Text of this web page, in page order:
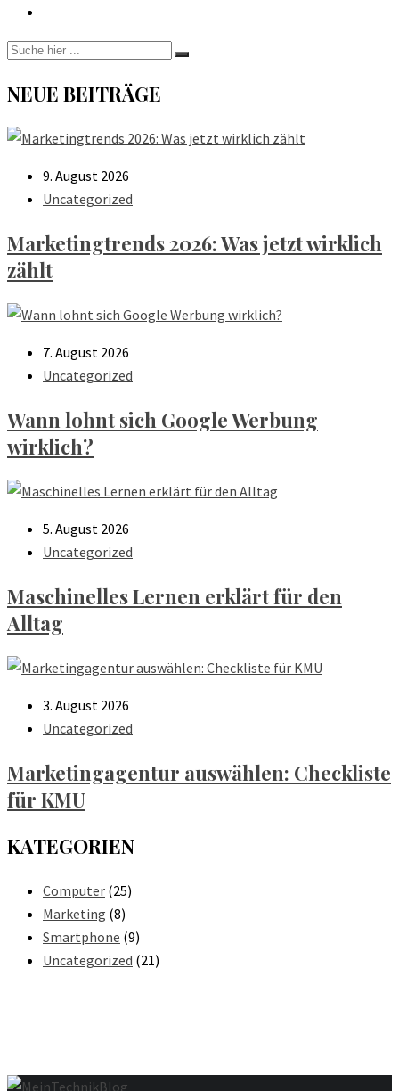
NEUE BEITRÄGE
9. August 2026
Uncategorized
Marketingtrends 2026: Was jetzt wirklich
zählt
7. August 2026
Uncategorized
Wann lohnt sich Google Werbung
wirklich?
5. August 2026
Uncategorized
Maschinelles Lernen erklärt für den
Alltag
3. August 2026
Uncategorized
Marketingagentur auswählen: Checkliste
für KMU
KATEGORIEN
Computer (25)
Marketing (8)
Smartphone (9)
Uncategorized (21)